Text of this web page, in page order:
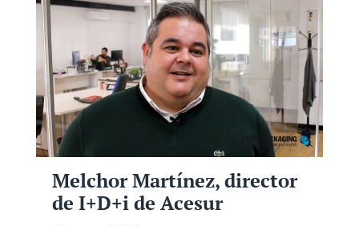
Melchor Martínez, director
de I+D+i de Acesur